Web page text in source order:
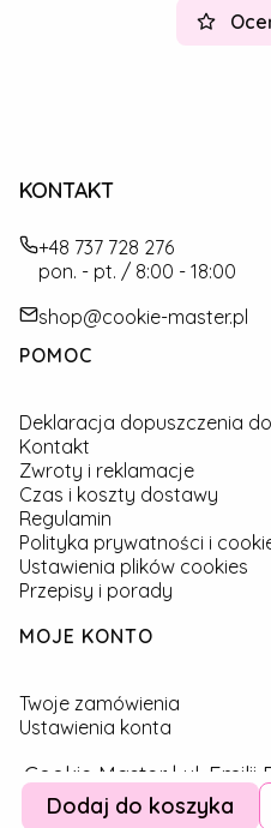
KONTAKT
+48 737 728 276
pon. - pt. / 8:00 - 18:00
shop@cookie-master.pl
Linki w stopce
POMOC
Deklaracja dopuszczenia
Kontakt
Zwroty i reklamacje
Czas i koszty dostawy
Regulamin
Polityka prywatności i
Ustawienia plików cookies
Przepisy i porady
MOJE KONTO
Twoje zamówienia
Ustawienia konta
Cookie Master | ul. Emilii
Góra | NIP:
Dodaj do koszyka